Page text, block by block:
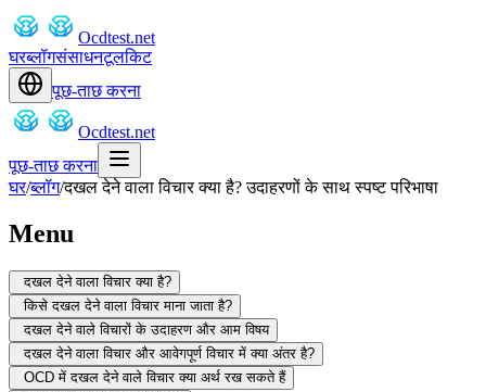
Ocdtest.net
घरब्लॉगसंसाधनटूलकिट
पूछ-ताछ करना
Ocdtest.net
पूछ-ताछ करना
घर/ब्लॉग/दखल देने वाला विचार क्या है? उदाहरणों के साथ स्पष्ट परिभाषा
Menu
दखल देने वाला विचार क्या है?
किसे दखल देने वाला विचार माना जाता है?
दखल देने वाले विचारों के उदाहरण और आम विषय
दखल देने वाला विचार और आवेगपूर्ण विचार में क्या अंतर है?
OCD में दखल देने वाले विचार क्या अर्थ रख सकते हैं